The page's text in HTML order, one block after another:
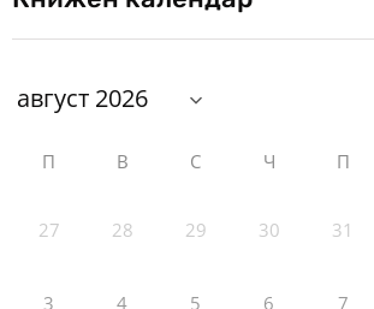
П В С Ч П
27 28 29 30 31
3 4 5 6 7